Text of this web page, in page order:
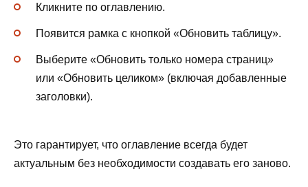
Кликните по оглавлению.
Появится рамка с кнопкой «Обновить таблицу».
Выберите «Обновить только номера страниц»
или «Обновить целиком» (включая добавленные
заголовки).
Это гарантирует, что оглавление всегда будет
актуальным без необходимости создавать его заново.